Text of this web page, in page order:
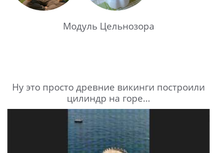
Модуль Цельнозора
Ну это просто древние викинги построили
цилиндр на горе...